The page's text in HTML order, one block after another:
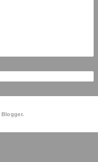
Blogger.